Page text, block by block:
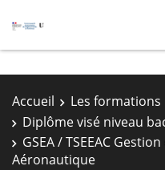
Accueil
Les formations
Diplôme visé niveau
GSEA / TSEEAC
Aéronautique